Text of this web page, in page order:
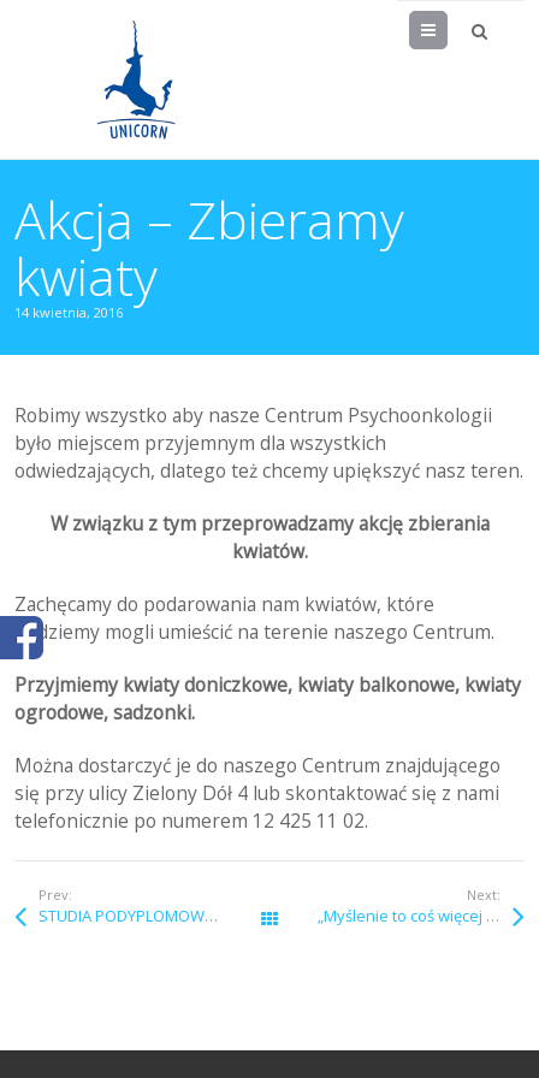
Menu
Akcja – Zbieramy
kwiaty
14 kwietnia, 2016
Robimy wszystko aby nasze Centrum Psychoonkologii
było miejscem przyjemnym dla wszystkich
odwiedzających, dlatego też chcemy upiększyć nasz teren.
W związku z tym przeprowadzamy akcję zbierania
kwiatów.
Zachęcamy do podarowania nam kwiatów, które
będziemy mogli umieścić na terenie naszego Centrum.
Przyjmiemy kwiaty doniczkowe, kwiaty balkonowe, kwiaty
ogrodowe, sadzonki.
Można dostarczyć je do naszego Centrum znajdującego
się przy ulicy Zielony Dół 4 lub skontaktować się z nami
telefonicznie po numerem 12 425 11 02.
Prev:
STUDIA PODYPLOMOWE „Psychoonkologia w praktyce klinicznej” Wszystkie wpisy
Next:
„Myślenie to coś więcej niż myślisz” Kurs Racjonalnej Terapii Zachowania